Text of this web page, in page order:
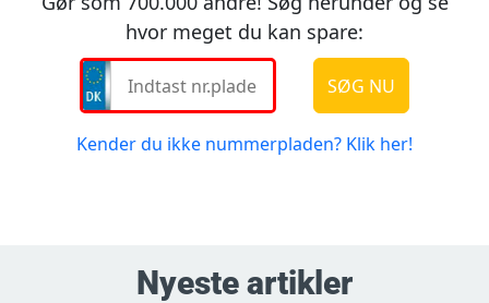
Nyeste artikler